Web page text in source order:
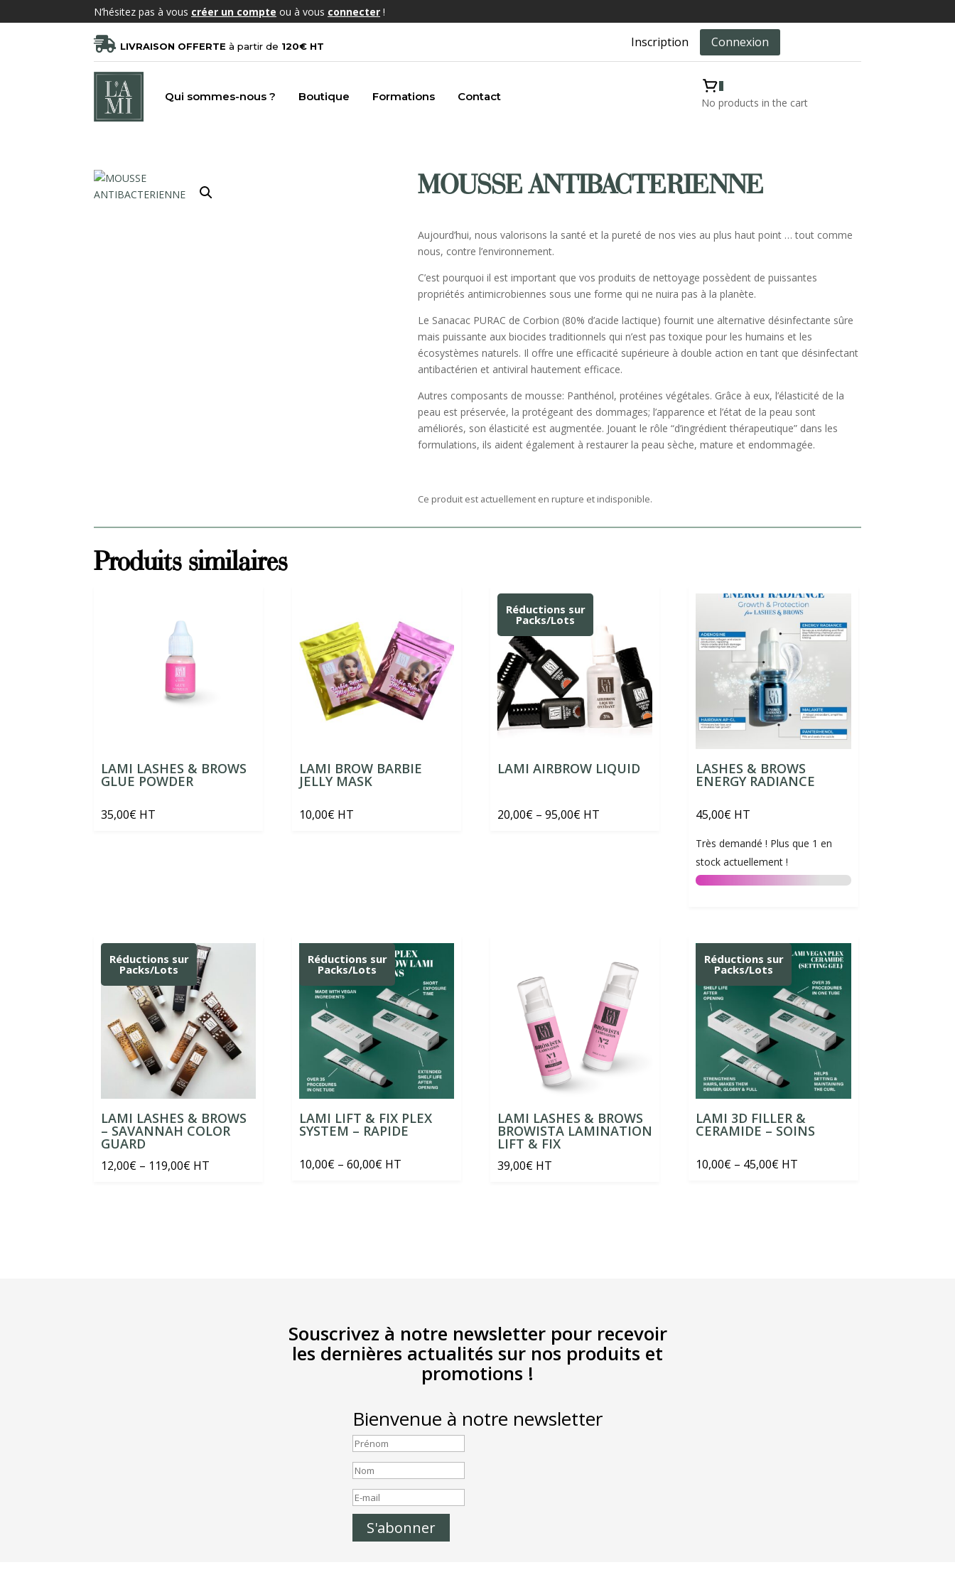
N’hésitez pas à vous créer un compte ou à vous connecter !
 LIVRAISON OFFERTE à partir de 120€ HT Inscription Connexion
Qui sommes-nous ? Boutique Formations Contact
No products in the cart
MOUSSE ANTIBACTERIENNE
Aujourd’hui, nous valorisons la santé et la pureté de nos vies au plus haut point … tout comme
nous, contre l’environnement.
C’est pourquoi il est important que vos produits de nettoyage possèdent de puissantes
propriétés antimicrobiennes sous une forme qui ne nuira pas à la planète.
Le Sanacac PURAC de Corbion (80% d’acide lactique) fournit une alternative désinfectante sûre
mais puissante aux biocides traditionnels qui n’est pas toxique pour les humains et les
écosystèmes naturels. Il offre une efficacité supérieure à double action en tant que désinfectant
antibactérien et antiviral hautement efficace. ⠀
Autres composants de mousse: Panthénol, protéines végétales. Grâce à eux, l’élasticité de la
peau est préservée, la protégeant des dommages; l’apparence et l’état de la peau sont
améliorés, son élasticité est augmentée. Jouant le rôle “d’ingrédient thérapeutique” dans les
formulations, ils aident également à restaurer la peau sèche, mature et endommagée.
Ce produit est actuellement en rupture et indisponible.
Produits similaires
LAMI LASHES & BROWS
GLUE POWDER
35,00€ HT
LAMI BROW BARBIE
JELLY MASK
10,00€ HT
Réductions sur
Packs/Lots
LAMI AIRBROW LIQUID
20,00€ – 95,00€Price
HT
LASHES & BROWS
ENERGY RADIANCE
45,00€ HT
Très demandé ! Plus que 1 en
stock actuellement !
Réductions sur
Packs/Lots
LAMI LASHES & BROWS
– SAVANNAH COLOR
GUARD
12,00€ – 119,00€Price
HT
Réductions sur
Packs/Lots
LAMI LIFT & FIX PLEX
SYSTEM – RAPIDE
10,00€ – 60,00€Price
HT
LAMI LASHES & BROWS
BROWISTA LAMINATION
LIFT & FIX
39,00€ HT
Réductions sur
Packs/Lots
LAMI 3D FILLER &
CERAMIDE – SOINS
10,00€ – 45,00€Price
HT
Souscrivez à notre newsletter pour recevoir
les dernières actualités sur nos produits et
promotions !
Bienvenue à notre newsletter
S'abonner